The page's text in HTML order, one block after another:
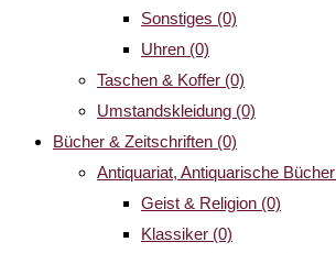
Sonstiges (0)
Uhren (0)
Taschen & Koffer (0)
Umstandskleidung (0)
Bücher & Zeitschriften (0)
Antiquariat, Antiquarische Bücher
Geist & Religion (0)
Klassiker (0)